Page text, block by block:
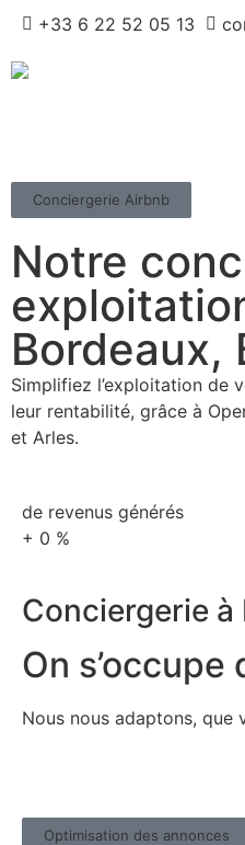
+33 6 22 52 05 13
Conciergerie Airbnb
Notre
Bordeaux,
Simplifiez l’exploitation de
leur rentabilité, grâce à
et Arles.
de revenus générés
+ 0 %
Conciergerie à
On
Nous nous adaptons,
Optimisation des annonces